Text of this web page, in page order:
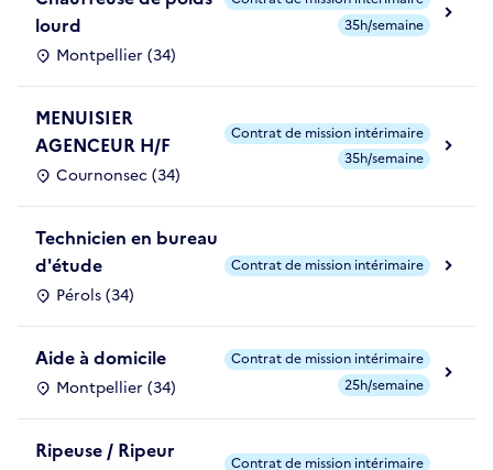
lourd
Montpellier (34)
35h/semaine
MENUISIER
AGENCEUR H/F
Cournonsec (34)
Contrat de mission intérimaire
35h/semaine
Technicien en bureau
d'étude
Pérols (34)
Contrat de mission intérimaire
Aide à domicile
Montpellier (34)
Contrat de mission intérimaire
25h/semaine
Ripeuse / Ripeur
Contrat de mission intérimaire